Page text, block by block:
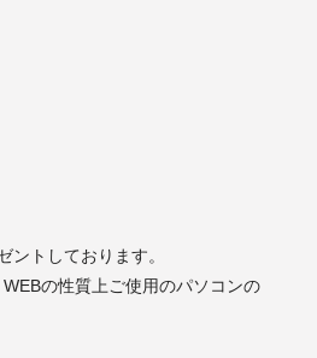
ントしております。
の性質上ご使用のパソコンの